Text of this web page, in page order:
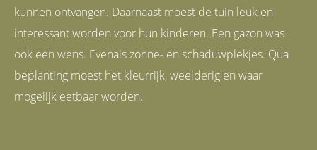
kunnen ontvangen. Daarnaast moest de tuin leuk en
interessant worden voor hun kinderen. Een gazon was
ook een wens. Evenals zonne- en schaduwplekjes. Qua
beplanting moest het kleurrijk, weelderig en waar
mogelijk eetbaar worden.